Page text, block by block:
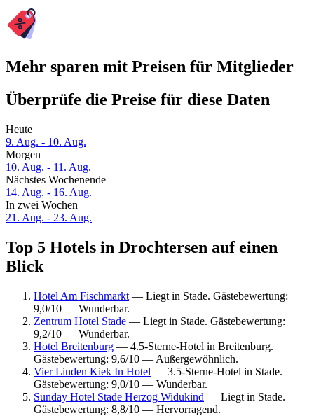
Mehr sparen mit Preisen für Mitglieder
Überprüfe die Preise für diese Daten
Heute
9. Aug. - 10. Aug.
Morgen
10. Aug. - 11. Aug.
Nächstes Wochenende
14. Aug. - 16. Aug.
In zwei Wochen
21. Aug. - 23. Aug.
Top 5 Hotels in Drochtersen auf einen
Blick
Hotel Am Fischmarkt — Liegt in Stade. Gästebewertung:
9,0/10 — Wunderbar.
Zentrum Hotel Stade — Liegt in Stade. Gästebewertung:
9,2/10 — Wunderbar.
Hotel Breitenburg — 4.5-Sterne-Hotel in Breitenburg.
Gästebewertung: 9,6/10 — Außergewöhnlich.
Vier Linden Kiek In Hotel — 3.5-Sterne-Hotel in Stade.
Gästebewertung: 9,0/10 — Wunderbar.
Sunday Hotel Stade Herzog Widukind — Liegt in Stade.
Gästebewertung: 8,8/10 — Hervorragend.